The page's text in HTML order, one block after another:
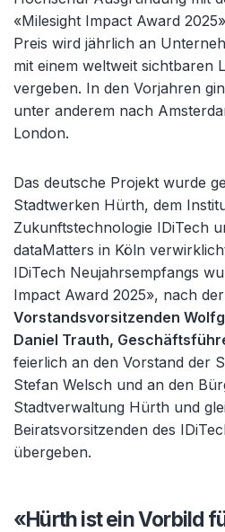
«Milesight Impact Award
Preis wird jährlich an
mit einem weltweit sichtbaren
vergeben. In den Vorjahren
unter anderem nach
London.
Das deutsche Projekt wurde
Stadtwerken Hürth, dem
Zukunftstechnologie IDiTech
dataMatters in Köln
IDiTech Neujahrsempfangs
Impact Award 2025», nach
Vorstandsvorsitzenden
Daniel Trauth,
feierlich an den Vorstand der
Stefan Welsch und an den
Stadtverwaltung Hürth und
Beiratsvorsitzenden des
übergeben.
«Hürth ist ein Vorbild